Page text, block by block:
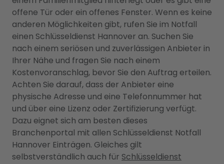
offene Tür oder ein offenes Fenster. Wenn es keine
anderen Möglichkeiten gibt, rufen Sie im Notfall
einen Schlüsseldienst Hannover an. Suchen Sie
nach einem seriösen und zuverlässigen Anbieter in
Ihrer Nähe und fragen Sie nach einem
Kostenvoranschlag, bevor Sie den Auftrag erteilen.
Achten Sie darauf, dass der Anbieter eine
physische Adresse und eine Telefonnummer hat
und über eine Lizenz oder Zertifizierung verfügt.
Dazu eignet sich am besten dieses
Branchenportal mit allen Schlüsseldienst Notfall
Hannover Einträgen. Gleiches gilt
selbstverständlich auch für Schlüsseldienst